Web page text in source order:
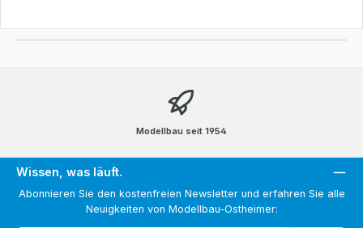
Modellbau seit 1954
Wissen, was läuft.
Abonnieren Sie den kostenfreien Newsletter und erfahren Sie alle
Neuigkeiten von Modellbau-Ostheimer: